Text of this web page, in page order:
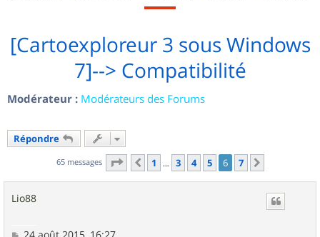
[Cartoexploreur 3 sous Windows
7]--> Compatibilité
Modérateur : Modérateurs des Forums
Répondre
65 messages Page 6sur 7
Précédent
1 … 3 4 5 6 7
Lio88
M